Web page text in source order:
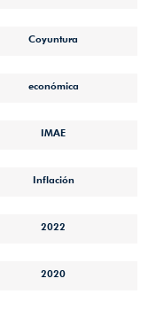
Coyuntura
económica
IMAE
Inflación
2022
2020